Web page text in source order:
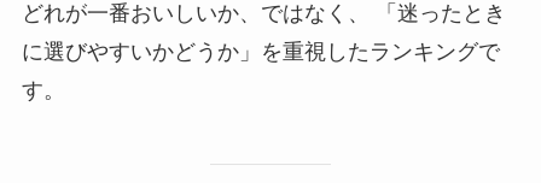
どれが一番おいしいか、ではなく、 「迷ったとき
に選びやすいかどうか」を重視したランキングで
す。